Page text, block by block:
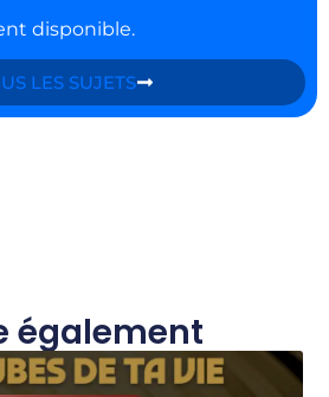
disponible.
LES SUJETS
également